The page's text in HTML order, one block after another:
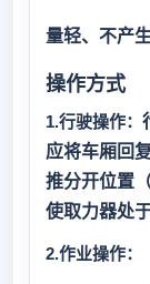
量轻、不产
操作方式
1.行驶操作：
应将车厢回
推分开位置
使取力器处
2.作业操作：